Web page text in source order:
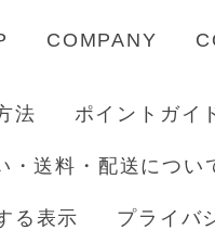
COMPANY
法 ポイントガイ
・送料・配送につい
る表示 プライバ